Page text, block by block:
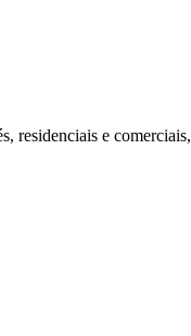
residenciais e comerciais,